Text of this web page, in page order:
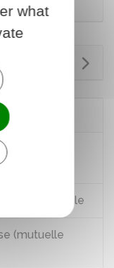
sociale
(mutuelle
what